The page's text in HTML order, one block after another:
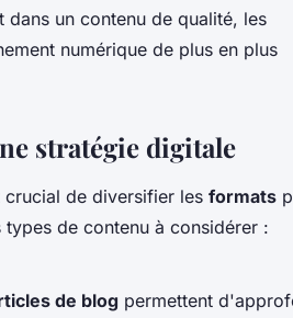
dans un contenu de qualité, les
numérique de plus en plus
stratégie digitale
crucial de diversifier les formats
de contenu à considérer :
de blog permettent